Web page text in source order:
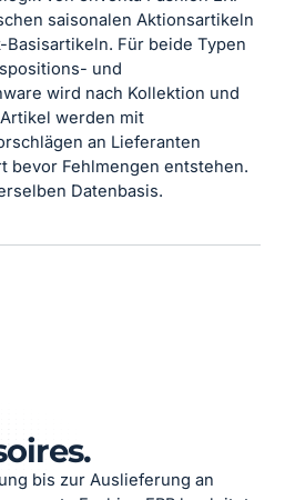
saisonalen Aktionsartikeln
Für beide Typen
und
wird nach Kollektion und
werden mit
an Lieferanten
bevor Fehlmengen entstehen.
Datenbasis.
bis zur Auslieferung an